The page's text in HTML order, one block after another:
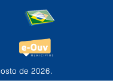
de 2026.